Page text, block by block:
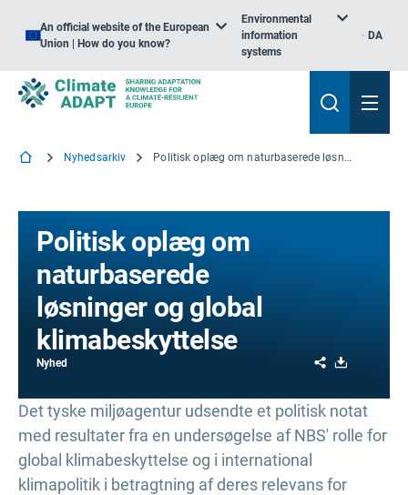
An official website of the European
Union | How do you know?
Environmental
information
systems
DA
Nyhedsarkiv Politisk oplæg om naturbaserede løsninger og global klimabeskyttelse
Politisk oplæg om
naturbaserede
løsninger og global
klimabeskyttelse
Nyhed Share
Det tyske miljøagentur udsendte et politisk notat
med resultater fra en undersøgelse af NBS' rolle for
global klimabeskyttelse og i international
klimapolitik i betragtning af deres relevans for